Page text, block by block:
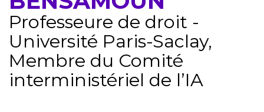
Professeure de droit -
Université Paris-Saclay,
Membre du Comité
interministériel de l’IA